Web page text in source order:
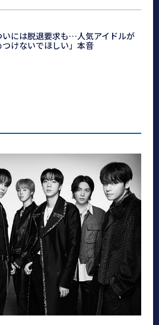
には脱退要求も…人気アイドルが
けないでほしい」本音